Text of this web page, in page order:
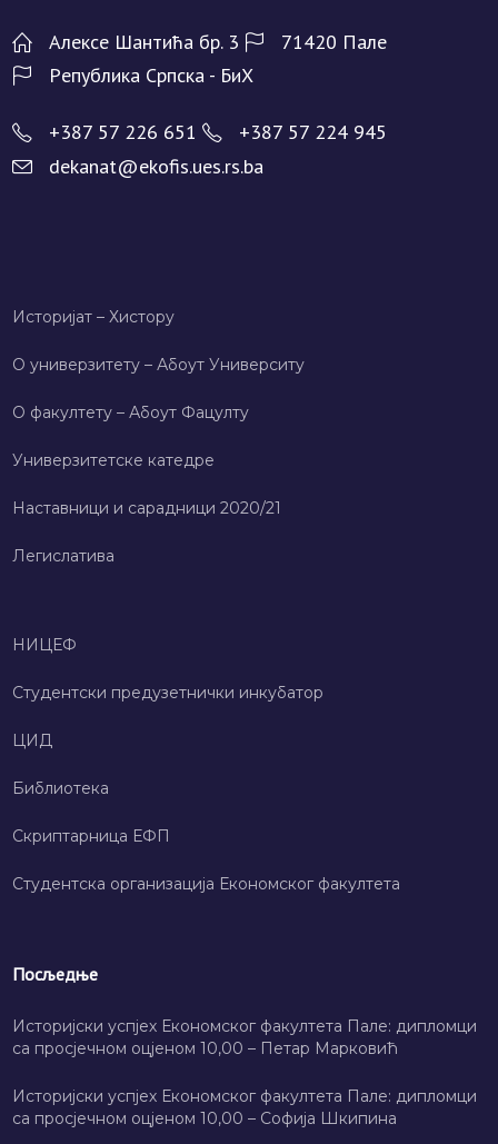
Алeксe Шантића бр. 3
71420 Палe
Рeпублика Српска - БиХ
+387 57 226 651
+387 57 224 945
dekanat@ekofis.ues.rs.ba
Историјат – Хисторy
О универзитету – Абоут Университy
О факултету – Абоут Фацултy
Универзитетске катедре
Наставници и сарадници 2020/21
Легислатива
НИЦЕФ
Студентски предузетнички инкубатор
ЦИД
Библиотека
Скриптарница ЕФП
Студентска организација Економског факултета
Посљедње
Историјски успјех Економског факултета Пале: дипломци
са просјечном оцјеном 10,00 – Петар Марковић
Историјски успјех Економског факултета Пале: дипломци
са просјечном оцјеном 10,00 – Софија Шкипина